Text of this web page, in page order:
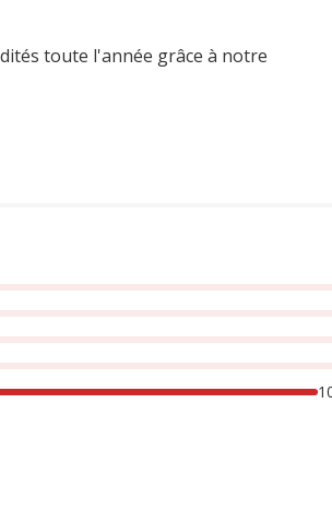
toute l'année grâce à notre